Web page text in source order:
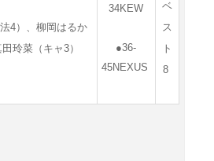
4）、柳岡はるか
田玲菜（キャ3）
34KEW
●36-
45NEXUS
ベ
ス
ト
8